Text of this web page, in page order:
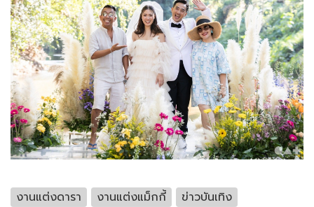
งานแต่งดารา งานแต่งแม็กกี้ ข่าวบันเทิง